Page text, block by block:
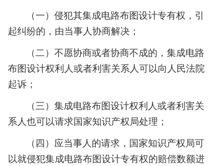
（一）侵犯其集成电路布图设计专有权，引
起纠纷的，由当事人协商解决；
（二）不愿协商或者协商不成的，集成电路
布图设计权利人或者利害关系人可以向人民法院
起诉；
（三）集成电路布图设计权利人或者利害关
系人也可以请求国家知识产权局处理；
（四）应当事人的请求，国家知识产权局可
以就侵犯集成电路布图设计专有权的赔偿数额进